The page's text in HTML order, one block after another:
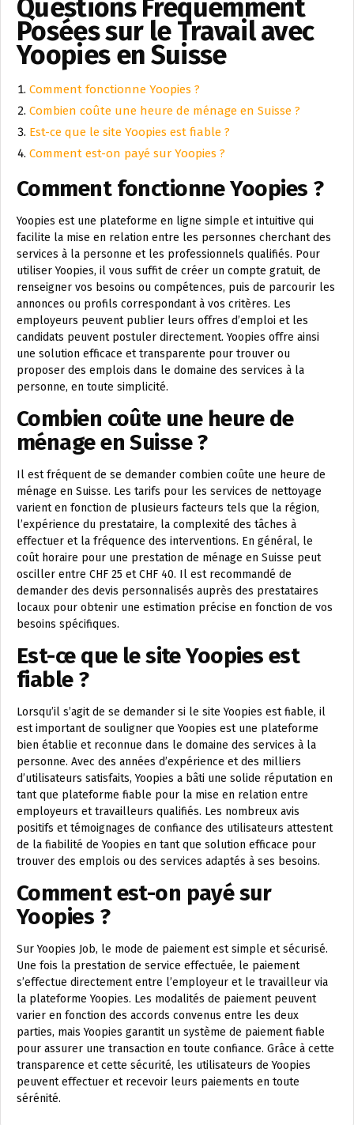
Questions Fréquemment
Posées sur le Travail avec
Yoopies en Suisse
Comment fonctionne Yoopies ?
Combien coûte une heure de ménage en Suisse ?
Est-ce que le site Yoopies est fiable ?
Comment est-on payé sur Yoopies ?
Comment fonctionne Yoopies ?
Yoopies est une plateforme en ligne simple et intuitive qui
facilite la mise en relation entre les personnes cherchant des
services à la personne et les professionnels qualifiés. Pour
utiliser Yoopies, il vous suffit de créer un compte gratuit, de
renseigner vos besoins ou compétences, puis de parcourir les
annonces ou profils correspondant à vos critères. Les
employeurs peuvent publier leurs offres d’emploi et les
candidats peuvent postuler directement. Yoopies offre ainsi
une solution efficace et transparente pour trouver ou
proposer des emplois dans le domaine des services à la
personne, en toute simplicité.
Combien coûte une heure de
ménage en Suisse ?
Il est fréquent de se demander combien coûte une heure de
ménage en Suisse. Les tarifs pour les services de nettoyage
varient en fonction de plusieurs facteurs tels que la région,
l’expérience du prestataire, la complexité des tâches à
effectuer et la fréquence des interventions. En général, le
coût horaire pour une prestation de ménage en Suisse peut
osciller entre CHF 25 et CHF 40. Il est recommandé de
demander des devis personnalisés auprès des prestataires
locaux pour obtenir une estimation précise en fonction de vos
besoins spécifiques.
Est-ce que le site Yoopies est
fiable ?
Lorsqu’il s’agit de se demander si le site Yoopies est fiable, il
est important de souligner que Yoopies est une plateforme
bien établie et reconnue dans le domaine des services à la
personne. Avec des années d’expérience et des milliers
d’utilisateurs satisfaits, Yoopies a bâti une solide réputation en
tant que plateforme fiable pour la mise en relation entre
employeurs et travailleurs qualifiés. Les nombreux avis
positifs et témoignages de confiance des utilisateurs attestent
de la fiabilité de Yoopies en tant que solution efficace pour
trouver des emplois ou des services adaptés à ses besoins.
Comment est-on payé sur
Yoopies ?
Sur Yoopies Job, le mode de paiement est simple et sécurisé.
Une fois la prestation de service effectuée, le paiement
s’effectue directement entre l’employeur et le travailleur via
la plateforme Yoopies. Les modalités de paiement peuvent
varier en fonction des accords convenus entre les deux
parties, mais Yoopies garantit un système de paiement fiable
pour assurer une transaction en toute confiance. Grâce à cette
transparence et cette sécurité, les utilisateurs de Yoopies
peuvent effectuer et recevoir leurs paiements en toute
sérénité.